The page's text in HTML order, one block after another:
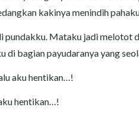
kakinya menindih
pundakku. Mataku jadi melotot
di bagian payudaranya yang
aku hentikan…!
hentikan…!